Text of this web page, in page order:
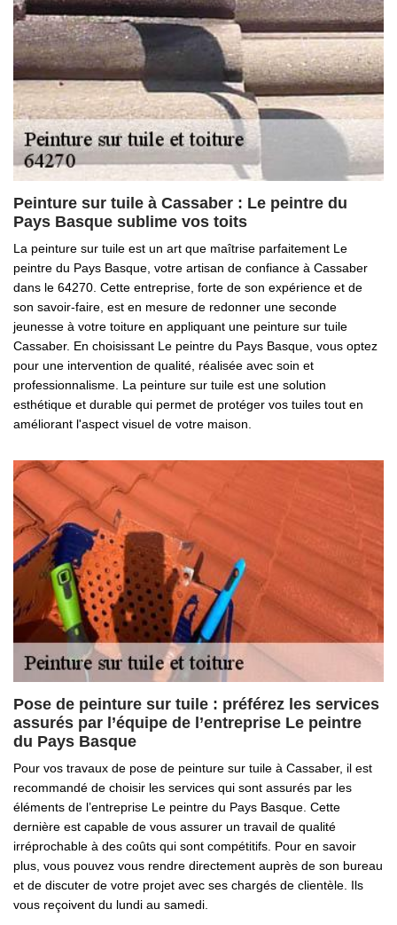
Peinture sur tuile à Cassaber : Le peintre du
Pays Basque sublime vos toits
La peinture sur tuile est un art que maîtrise parfaitement Le
peintre du Pays Basque, votre artisan de confiance à Cassaber
dans le 64270. Cette entreprise, forte de son expérience et de
son savoir-faire, est en mesure de redonner une seconde
jeunesse à votre toiture en appliquant une peinture sur tuile
Cassaber. En choisissant Le peintre du Pays Basque, vous optez
pour une intervention de qualité, réalisée avec soin et
professionnalisme. La peinture sur tuile est une solution
esthétique et durable qui permet de protéger vos tuiles tout en
améliorant l'aspect visuel de votre maison.
Pose de peinture sur tuile : préférez les services
assurés par l’équipe de l’entreprise Le peintre
du Pays Basque
Pour vos travaux de pose de peinture sur tuile à Cassaber, il est
recommandé de choisir les services qui sont assurés par les
éléments de l’entreprise Le peintre du Pays Basque. Cette
dernière est capable de vous assurer un travail de qualité
irréprochable à des coûts qui sont compétitifs. Pour en savoir
plus, vous pouvez vous rendre directement auprès de son bureau
et de discuter de votre projet avec ses chargés de clientèle. Ils
vous reçoivent du lundi au samedi.